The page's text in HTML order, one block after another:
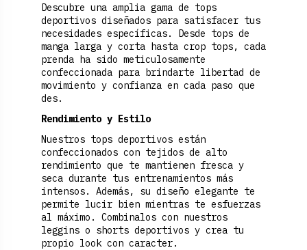
Descubre una amplia gama de tops
deportivos diseñados para satisfacer tus
necesidades específicas. Desde tops de
manga larga y corta hasta crop tops, cada
prenda ha sido meticulosamente
confeccionada para brindarte libertad de
movimiento y confianza en cada paso que
des.
Rendimiento y Estilo
Nuestros tops deportivos están
confeccionados con tejidos de alto
rendimiento que te mantienen fresca y
seca durante tus entrenamientos más
intensos. Además, su diseño elegante te
permite lucir bien mientras te esfuerzas
al máximo. Combinalos con nuestros
leggins o shorts deportivos y crea tu
propio look con caracter.